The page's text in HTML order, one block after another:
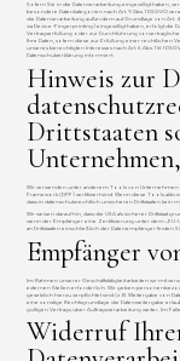
Sofern Sie in die Datenverarbeitung eingewilligt haben,
besondere Datenkategorien nach Art. 9 Abs. 1 DSGVO
die Datenverarbeitung außerdem auf Grundlage von Art.
via Device-Fingerprinting) eingewilligt haben, erfolgt die
Vertragserfüllung oder zur Durchführung vorvertraglicher
Ihre Daten, sofern diese zur Erfüllung einer rechtlichen
unseres berechtigten Interesses nach Art. 6 Abs. 1 lit. f
Datenschutzerklärung informiert.
Hinweis zur
Drittstaaten
Wir verwenden unter anderem Tools von Unternehmen
Framework (DPF) zertifiziert sind. Wenn diese Tools
dass in datenschutzrechtlich unsicheren Drittstaaten kein
Wir weisen darauf hin, dass die USA als sicherer Drittstaat
wenn der Empfänger eine Zertifizierung unter dem „EU-
an Drittstaaten einschließlich der Datenempfänger finden
Empfänger
Im Rahmen unserer Geschäftstätigkeit arbeiten wir mit
externen Stellen erforderlich. Wir geben
gesetzlich hierzu verpflichtet sind (z. B. Weitergabe von
eine sonstige Rechtsgrundlage die Datenweitergabe
gültigen Vertrags über Auftragsverarbeitung weiter. Im
Widerruf